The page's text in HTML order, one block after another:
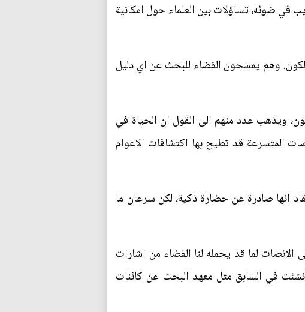
ضوئه، تساؤلات بين العلماء حول امكانية
وهم يمسحون الفضاء للبحث عن اي دليل
ويذهب عدد منهم الى القول ان الحياة في
المتسرعة قد تطيح بها اكتشافات الاعوام
انها صادرة عن حضارة ذكية، لكن سرعان ما
الانصات لما قد يحمله لنا الفضاء من اشارات
في السابق مثل معهد البحث عن كائنات